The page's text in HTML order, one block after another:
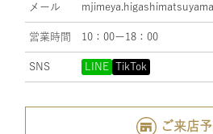
メール
営業時間 10：00ー18：00
SNS LINE TikTok
ご来店